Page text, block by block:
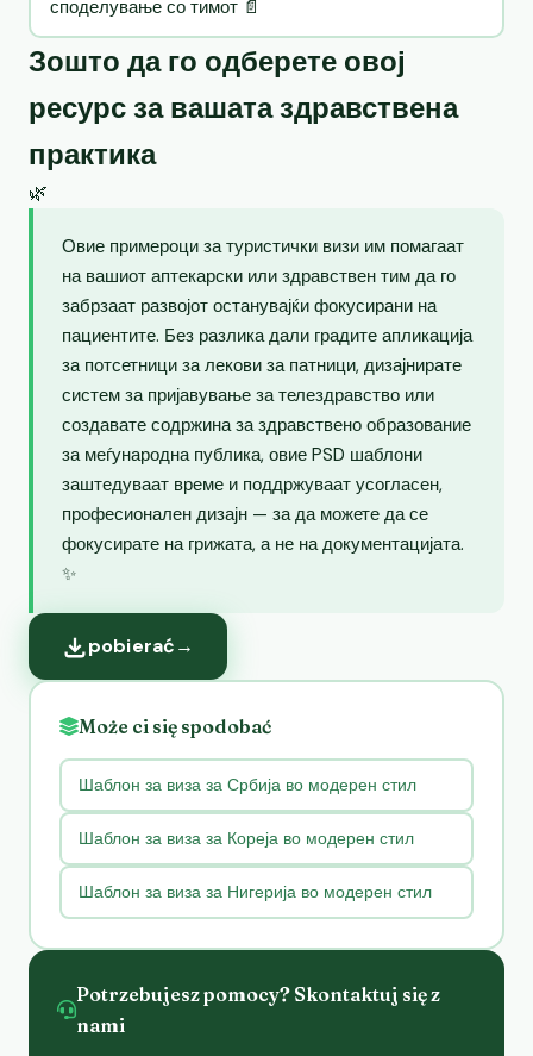
споделување со тимот 📄
Зошто да го одберете овој
ресурс за вашата здравствена
практика
🌿
Овие примероци за туристички визи им помагаат
на вашиот аптекарски или здравствен тим да го
забрзаат развојот останувајќи фокусирани на
пациентите. Без разлика дали градите апликација
за потсетници за лекови за патници, дизајнирате
систем за пријавување за телездравство или
создавате содржина за здравствено образование
за меѓународна публика, овие PSD шаблони
заштедуваат време и поддржуваат усогласен,
професионален дизајн — за да можете да се
фокусирате на грижата, а не на документацијата.
✨
pobierać→
Może ci się spodobać
Шаблон за виза за Србија во модерен стил
Шаблон за виза за Кореја во модерен стил
Шаблон за виза за Нигерија во модерен стил
Potrzebujesz pomocy? Skontaktuj się z
nami